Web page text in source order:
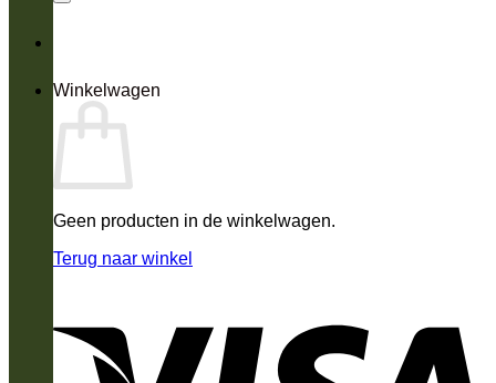
Winkelwagen
Geen producten in de winkelwagen.
Terug naar winkel